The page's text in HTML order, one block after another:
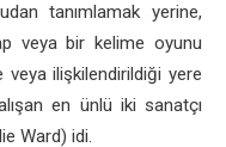
tanımlamak yerine,
veya bir kelime oyunu
ilişkilendirildiği yere
en ünlü iki sanatçı
Ward) idi.